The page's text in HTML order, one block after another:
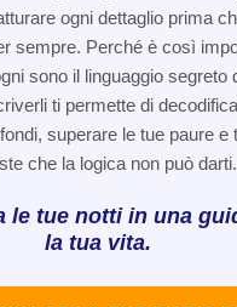
ogni dettaglio prima
sempre. Perché è così
sono il linguaggio segreto
ti permette di
superare le tue paure e
che la logica non può darti.
le tue notti in una
la tua vita.